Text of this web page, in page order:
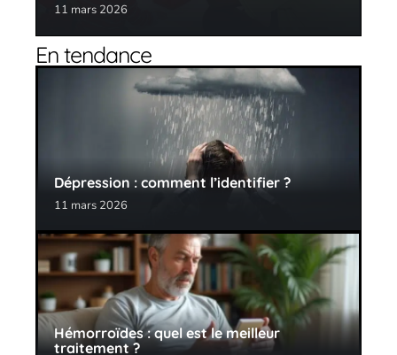
11 mars 2026
En tendance
Dépression : comment l’identifier ?
11 mars 2026
Hémorroïdes : quel est le meilleur
traitement ?